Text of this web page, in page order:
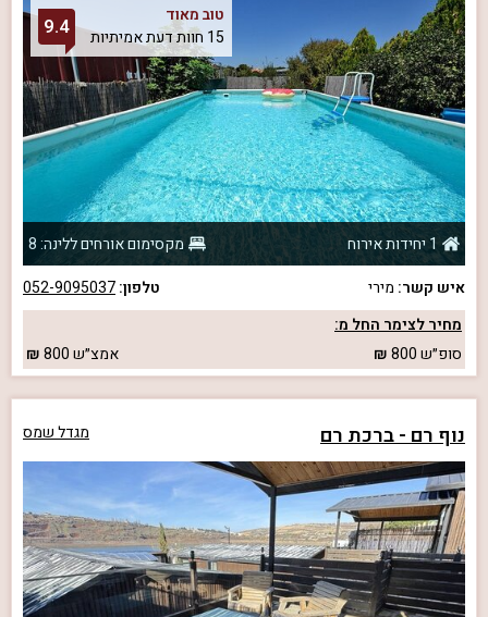
טוב מאוד
15 חוות דעת אמיתיות
9.4
1 יחידות אירוח
מקסימום אורחים ללינה: 8
איש קשר: מירי טלפון:052-9095037
מחיר לצימר החל מ:
סופ״ש800 אמצ״ש800
נוף רם - ברכת רם מגדל שמס